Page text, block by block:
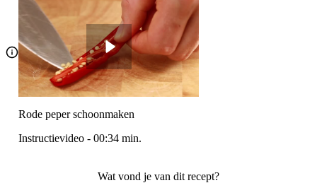
Rode peper schoonmaken
Instructievideo - 00:34 min.
Wat vond je van dit recept?